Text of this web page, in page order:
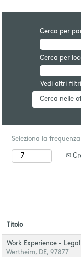
Cerca per
Cerca per
Vedi altri filtri
Seleziona la
Titolo
Work Experience - Legal
Wertheim, DE, 97877